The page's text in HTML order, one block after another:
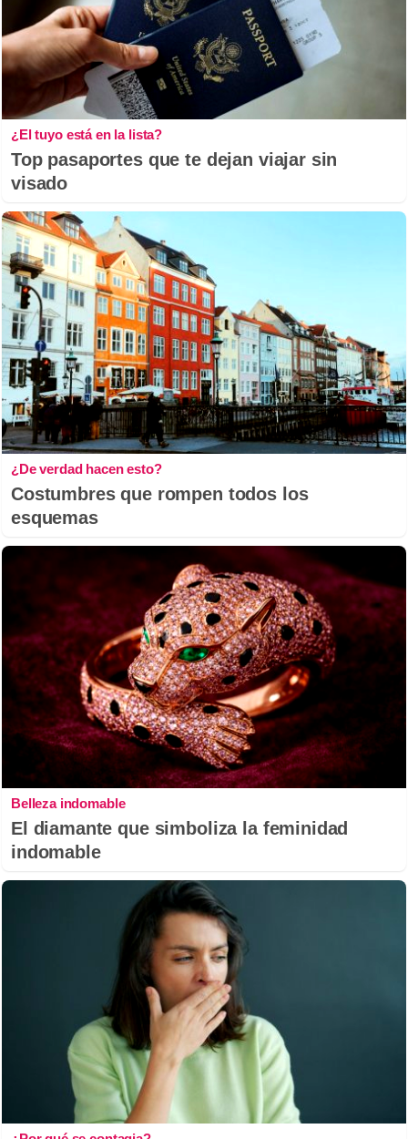
¿El tuyo está en la lista?
Top pasaportes que te dejan viajar sin
visado
¿De verdad hacen esto?
Costumbres que rompen todos los
esquemas
Belleza indomable
El diamante que simboliza la feminidad
indomable